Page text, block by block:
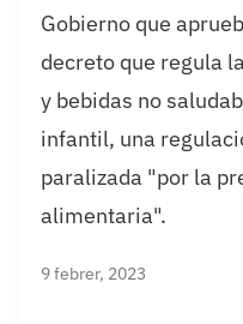
Gobierno que
decreto que regula
y bebidas no
infantil, una
paralizada "por la
alimentaria".
9 febrer, 2023